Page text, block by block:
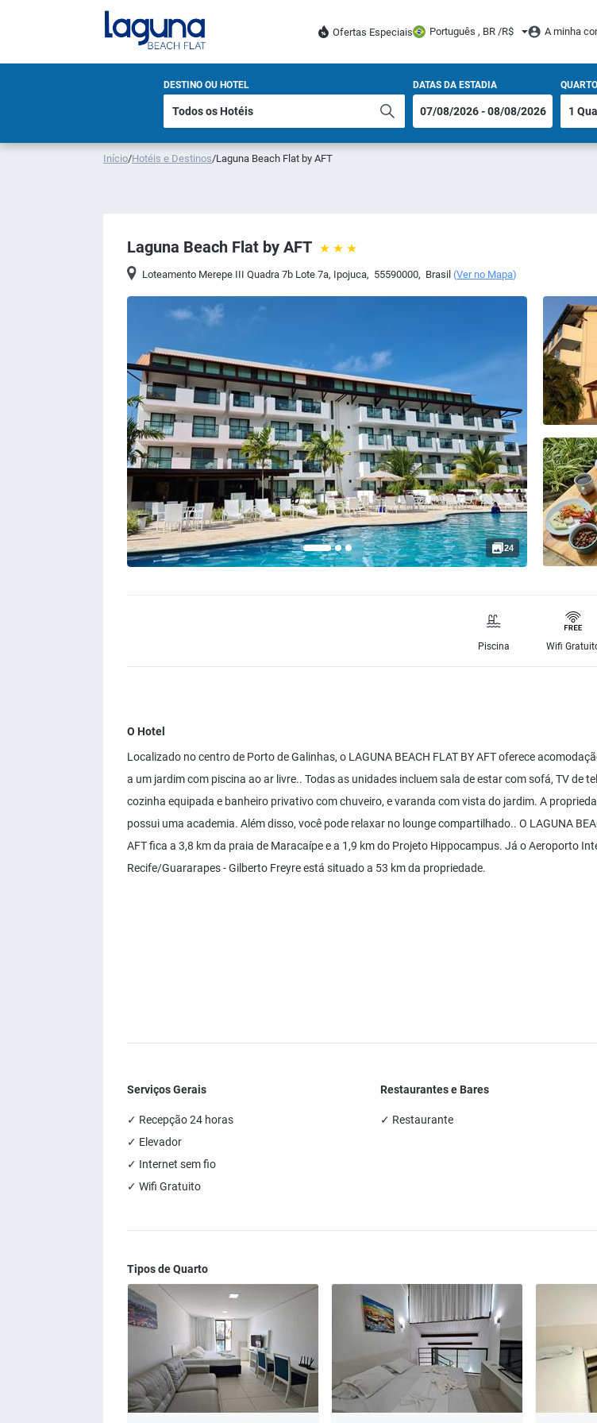
Ofertas Especiais Português , BR /R$ A minha
DESTINO OU HOTEL DATAS DA ESTADIA
Início/Hotéis e Destinos/Laguna Beach Flat by AFT
Laguna Beach Flat by AFT
Loteamento Merepe III Quadra 7b Lote 7a, Ipojuca, 55590000, Brasil (Ver no Mapa)
24
Piscina Wifi
O Hotel
Localizado no centro de Porto de Galinhas, o LAGUNA BEACH FLAT BY AFT oferece
a um jardim com piscina ao ar livre.. Todas as unidades incluem sala de estar com sofá, TV de
cozinha equipada e banheiro privativo com chuveiro, e varanda com vista do jardim. A
possui uma academia. Além disso, você pode relaxar no lounge compartilhado.. O LAGUNA
AFT fica a 3,8 km da praia de Maracaípe e a 1,9 km do Projeto Hippocampus. Já o Aeroporto
Recife/Guararapes - Gilberto Freyre está situado a 53 km da propriedade.
Serviços Gerais
✓ Recepção 24 horas
✓ Elevador
✓ Internet sem fio
✓ Wifi Gratuito
Restaurantes e Bares
✓ Restaurante
Tipos de Quarto